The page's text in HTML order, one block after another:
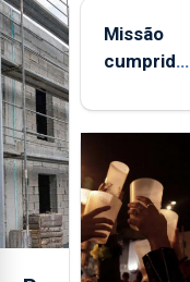
Missão
cumprida:
açorianos
após
missão na
Roménia